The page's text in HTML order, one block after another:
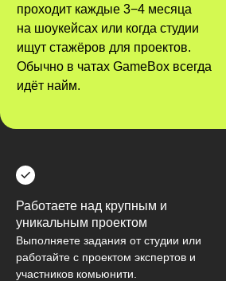
проходит каждые 3−4 месяца
на шоукейсах или когда студии
ищут стажёров для проектов.
Обычно в чатах GameBox всегда
идёт найм.
Работаете над крупным и
уникальным проектом
Выполняете задания от студии или
работайте с проектом экспертов и
участников комьюнити.